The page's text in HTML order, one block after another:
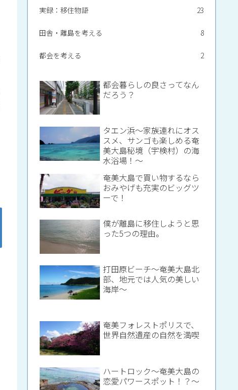
実録：移住物語 23
田舎・離島を考える 8
都会を考える 2
都会暮らしの良さってなん
だろう？
タエン浜～家族連れにオス
スメ、サンゴも楽しめる奄
美大島秘境（宇検村）の海
水浴場！～
奄美大島で買い物するなら
おみやげも充実のビッグツ
ーで！
僕が離島に移住しようと思
った5つの理由。
打田原ビーチ～奄美大島北
部、地元では人気の美しい
海岸～
奄美フォレストポリスで、
世界自然遺産の自然を満喫
ハートロック～奄美大島の
恋愛パワースポット！？～